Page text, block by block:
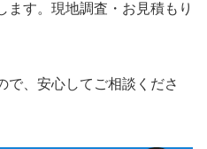
ます。現地調査・お見積もり
で、安心してご相談くださ